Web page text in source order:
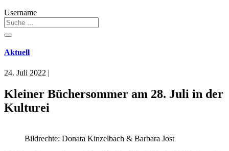
Username
Aktuell
24. Juli 2022 |
Kleiner Büchersommer am 28. Juli in der
Kulturei
Bildrechte: Donata Kinzelbach & Barbara Jost